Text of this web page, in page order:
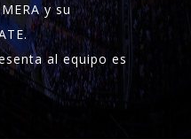
y su
al equipo es